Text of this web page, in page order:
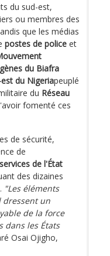
du sud-est,
ou membres des
que les médias
postes de police et
du Biafra
du Nigeriapeuplé
du Réseau
fomenté ces
de sécurité,
de
de l'État
des dizaines
"Les éléments
dressent un
de la force
dans les États
Osai Ojigho,